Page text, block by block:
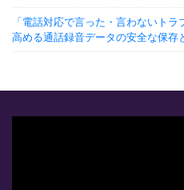
「電話対応で言った・言わないト
高める通話録音データの安全な保存